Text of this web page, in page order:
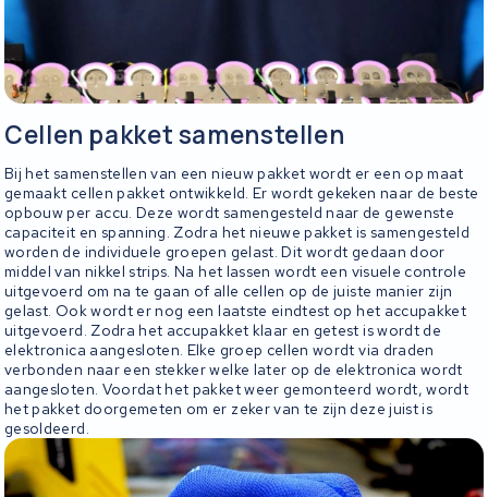
Cellen pakket samenstellen
Bij het samenstellen van een nieuw pakket wordt er een op maat
gemaakt cellen pakket ontwikkeld. Er wordt gekeken naar de beste
opbouw per accu. Deze wordt samengesteld naar de gewenste
capaciteit en spanning. Zodra het nieuwe pakket is samengesteld
worden de individuele groepen gelast. Dit wordt gedaan door
middel van nikkel strips. Na het lassen wordt een visuele controle
uitgevoerd om na te gaan of alle cellen op de juiste manier zijn
gelast. Ook wordt er nog een laatste eindtest op het accupakket
uitgevoerd. Zodra het accupakket klaar en getest is wordt de
elektronica aangesloten. Elke groep cellen wordt via draden
verbonden naar een stekker welke later op de elektronica wordt
aangesloten. Voordat het pakket weer gemonteerd wordt, wordt
het pakket doorgemeten om er zeker van te zijn deze juist is
gesoldeerd.